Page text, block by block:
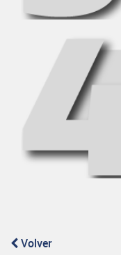
Volver